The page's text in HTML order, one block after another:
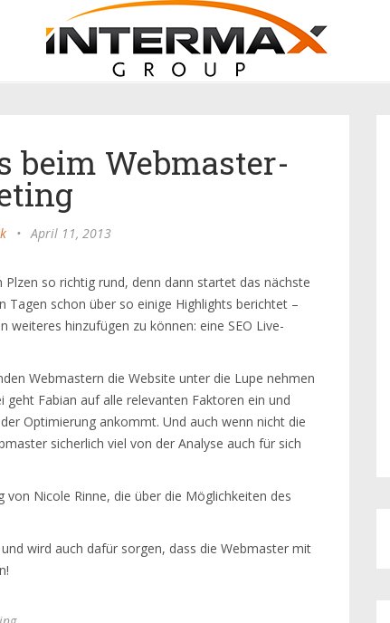
beim Webmaster-
• April 11, 2013
so richtig rund, denn dann startet das nächste
Tagen schon über so einige Highlights berichtet –
hinzufügen zu können: eine SEO Live-
Webmastern die Website unter die Lupe nehmen
Fabian auf alle relevanten Faktoren ein und
Optimierung ankommt. Und auch wenn nicht die
sicherlich viel von der Analyse auch für sich
Nicole Rinne, die über die Möglichkeiten des
wird auch dafür sorgen, dass die Webmaster mit